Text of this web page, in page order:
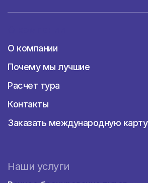
О компании
Почему мы лучшие
Расчет тура
Контакты
Заказать международную карту
Наши услуги